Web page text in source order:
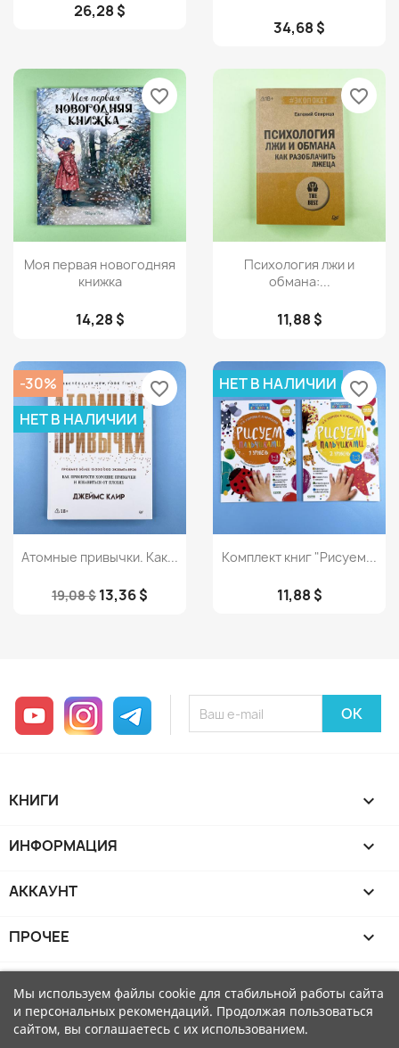
26,28 $
34,68 $
Просмотр
Моя первая новогодняя
книжка
14,28 $
favorite_border
Просмотр
Психология лжи и
обмана:...
11,88 $
favorite_border
Просмотр
Атомные привычки. Как...
19,08 $ 13,36 $
-30%
НЕТ В НАЛИЧИИ
favorite_border
Просмотр
Комплект книг "Рисуем...
11,88 $
НЕТ В НАЛИЧИИ favorite_border
YouTube InstagramTelegram
КНИГИ 
ИНФОРМАЦИЯ 
АККАУНТ 
ПРОЧЕЕ 
Мы используем файлы cookie для стабильной работы сайта
и персональных рекомендаций. Продолжая пользоваться
сайтом, вы соглашаетесь с их использованием.